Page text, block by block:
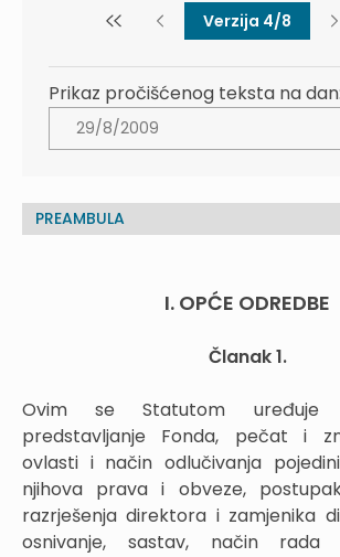
Verzija 4/8
Prikaz pročišćenog teksta na dan:
PREAMBULA
I. OPĆE ODREDBE
Članak 1.
Ovim se Statutom uređuje
predstavljanje Fonda, pečat i
ovlasti i način odlučivanja
njihova prava i obveze,
razrješenja direktora i zamjenika
osnivanje, sastav, način rada